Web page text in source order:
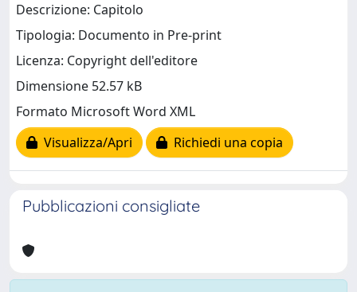
Descrizione: Capitolo
Tipologia: Documento in Pre-print
Licenza: Copyright dell'editore
Dimensione 52.57 kB
Formato Microsoft Word XML
Visualizza/Apri
Richiedi una copia
Pubblicazioni consigliate